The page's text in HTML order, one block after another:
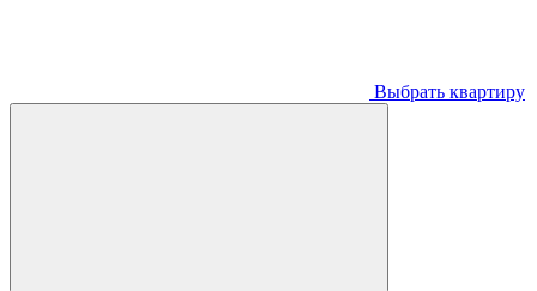
Выбрать квартиру